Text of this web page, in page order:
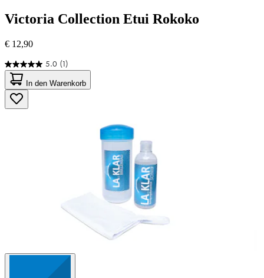
Victoria Collection Etui Rokoko
€ 12,90
5.0 (1)
5.0
von
5
Sternen.
1
In den Warenkorb